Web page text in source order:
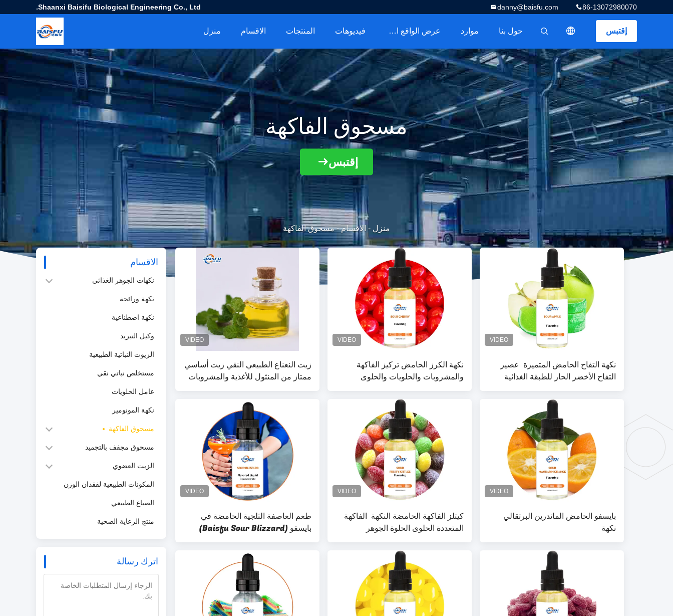
Shaanxi Baisifu Biological Engineering Co., Ltd. 86-13072980070
danny@baisfu.com
إقتبس
描述
منزل الاقسام المنتجات فيديوهات عرض الواقع الافتراضي موارد حول بنا
مسحوق الفاكهة
إقتبس
منزل - الاقسام-مسحوق الفاكهة
الاقسام
نكهات الجوهر الغذائي
نكهة ورائحة
نكهة اصطناعية
وكيل التبريد
الزيوت النباتية الطبيعية
مستخلص نباتي نقي
عامل الحلويات
نكهة المونومير
مسحوق الفاكهة
مسحوق مجفف بالتجميد
الزيت العضوي
المكونات الطبيعية لفقدان الوزن
الصباغ الطبيعي
منتج الرعاية الصحية
اترك رسالة
زيت النعناع الطبيعي النقي زيت أساسي
ممتاز من المنثول للأغذية والمشروبات
ومستحضرات التجميل والعناية بالفم
والعلاج العطري | مورد جوهر النكهة
المبرد - شركة شانشي بايسيفو للهندسة
البيولوجية المحدودة
نكهة الكرز الحامض تركيز الفاكهة
والمشروبات والحلويات والحلوى
والتطبيقات الخبزية
نكهة التفاح الحامض المتميزة ️ عصير
التفاح الأخضر الحار للطبقة الغذائية
للمشروبات والحلويات والمخبز
طعم العاصفة الثلجية الحامضة في
بايسفو (Baisfu Sour Blizzard)
كيتلز الفاكهة الحامضة النكهة ️ الفاكهة
المتعددة الحلوى الحلوة الجوهر
للمشروبات ، العلكة والحلوى
بايسفو الحامض الماندرين البرتقالي
نكهة